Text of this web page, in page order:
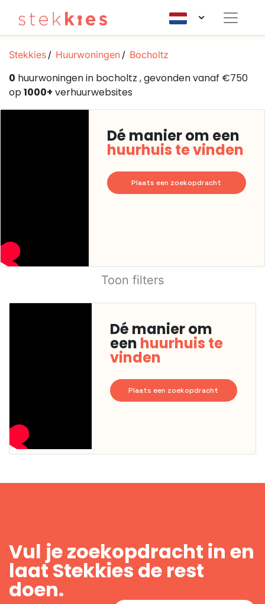
Stekkies Huurwoningen Bocholtz
0 huurwoningen in bocholtz , gevonden vanaf €750
op1000+ verhuurwebsites
Dé manier om een
huurhuis te vinden
Plaats een zoekopdracht
Toon filters
Dé manier om
een huurhuis te
vinden
Plaats een zoekopdracht
Vul je zoekopdracht in en
laat Stekkies de rest
doen.